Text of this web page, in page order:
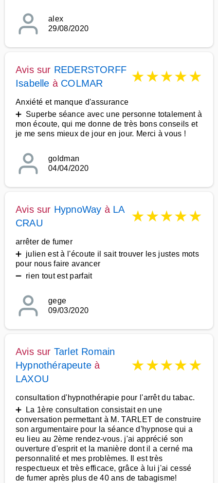
alex
29/08/2020
Avis sur REDERSTORFF
Isabelle à COLMAR ★★★★★
Anxiété et manque d'assurance
➕ Superbe séance avec une personne totalement à
mon écoute, qui me donne de très bons conseils et
je me sens mieux de jour en jour. Merci à vous !
goldman
04/04/2020
Avis sur HypnoWay à LA
CRAU
★★★★★
arrêter de fumer
➕ julien est à l'écoute il sait trouver les justes mots
pour nous faire avancer
➖ rien tout est parfait
gege
09/03/2020
Avis sur Tarlet Romain
Hypnothérapeute à
LAXOU
★★★★★
consultation d'hypnothérapie pour l'arrêt du tabac.
➕ La 1ère consultation consistait en une
conversation permettant à M. TARLET de construire
son argumentaire pour la séance d'hypnose qui a
eu lieu au 2ème rendez-vous. j'ai apprécié son
ouverture d'esprit et la manière dont il a cerné ma
personnalité et mes problèmes. Il est très
respectueux et très efficace, grâce à lui j'ai cessé
de fumer après plus de 40 ans de tabagisme!